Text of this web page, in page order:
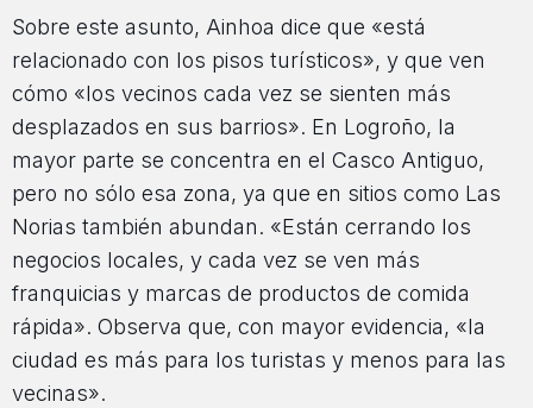
Sobre este asunto, Ainhoa dice que «está
relacionado con los pisos turísticos», y que ven
cómo «los vecinos cada vez se sienten más
desplazados en sus barrios». En Logroño, la
mayor parte se concentra en el Casco Antiguo,
pero no sólo esa zona, ya que en sitios como Las
Norias también abundan. «Están cerrando los
negocios locales, y cada vez se ven más
franquicias y marcas de productos de comida
rápida». Observa que, con mayor evidencia, «la
ciudad es más para los turistas y menos para las
vecinas».